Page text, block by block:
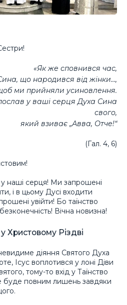
«Як же сповнився час,
що народився від жінки…,
ми прийняли усиновлення.
у ваші серця Духа Сина
свого,
який взиває „Авва, Отче!“
(Гал. 4, 6)
наші серця! Ми запрошені
і в цьому Дусі входити
увійти! Бо таїнство
Вічна новизна!
Христовому Різдві
діяння Святого Духа
Ісус воплотився у лоні Діви
тому-то вхід у Таїнство
буде повним лишень завдяки